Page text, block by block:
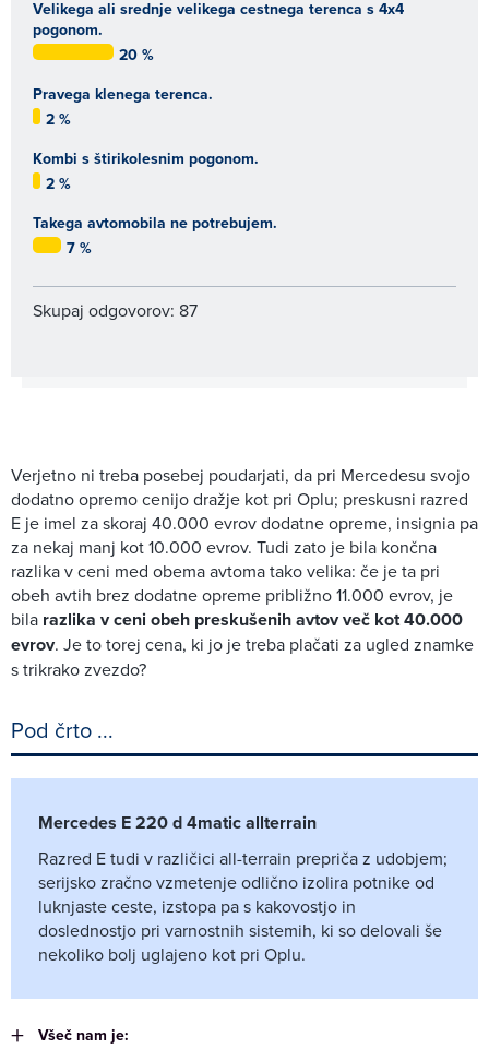
Velikega ali srednje velikega cestnega terenca s 4x4
pogonom.
20 %
Pravega klenega terenca.
2 %
Kombi s štirikolesnim pogonom.
2 %
Takega avtomobila ne potrebujem.
7 %
Skupaj odgovorov: 87
Verjetno ni treba posebej poudarjati, da pri Mercedesu svojo
dodatno opremo cenijo dražje kot pri Oplu; preskusni razred
E je imel za skoraj 40.000 evrov dodatne opreme, insignia pa
za nekaj manj kot 10.000 evrov. Tudi zato je bila končna
razlika v ceni med obema avtoma tako velika: če je ta pri
obeh avtih brez dodatne opreme približno 11.000 evrov, je
bila razlika v ceni obeh preskušenih avtov več kot 40.000
evrov. Je to torej cena, ki jo je treba plačati za ugled znamke
s trikrako zvezdo?
Pod črto ...
Mercedes E 220 d 4matic allterrain
Razred E tudi v različici all-terrain prepriča z udobjem;
serijsko zračno vzmetenje odlično izolira potnike od
luknjaste ceste, izstopa pa s kakovostjo in
doslednostjo pri varnostnih sistemih, ki so delovali še
nekoliko bolj uglajeno kot pri Oplu.
Všeč nam je: